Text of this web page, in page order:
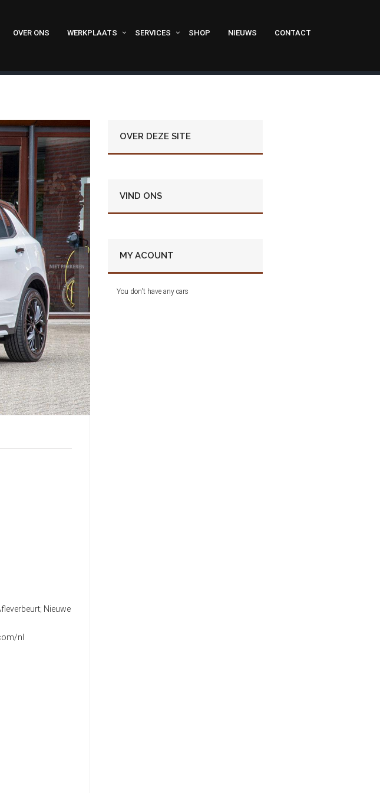
OVER ONS WERKPLAATS SERVICES SHOP NIEUWS CONTACT
Nieuwe
nl
OVER DEZE SITE
VIND ONS
MY ACOUNT
You don't have any cars